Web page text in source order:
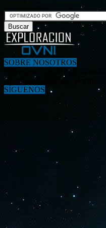
SOBRE NOSOTROS
«Investigar, descubrir y
enigmas relacionados al tema
SÍGUENOS